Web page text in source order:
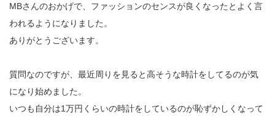
MBさんのおかげで、ファッションのセンスが良くなったとよく言
われるようになりました。
ありがとうございます。
質問なのですが、最近周りを見ると高そうな時計をしてるのが気
になり始めました。
いつも自分は1万円くらいの時計をしているのが恥ずかしくなって